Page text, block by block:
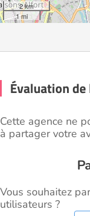
2 km
1 mi
Évaluation
Cette agence ne
à partager votre
Vous souhaitez
utilisateurs ?